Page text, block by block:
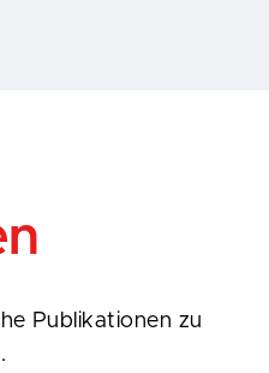
Publikationen zu